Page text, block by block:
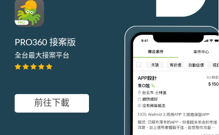
PRO360 接案版
全台最大接案平台
前往下載